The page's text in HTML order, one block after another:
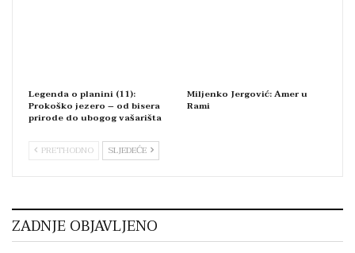
Legenda o planini (11):
Prokoško jezero – od bisera
prirode do ubogog vašarišta
Miljenko Jergović: Amer u
Rami
PRETHODNO SLJEDEĆE
ZADNJE OBJAVLJENO